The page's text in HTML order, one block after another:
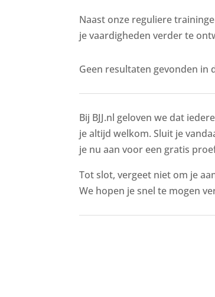
Naast onze reguliere
je vaardigheden verder te
Geen resultaten gevonden in
Bij BJJ.nl geloven we dat
je altijd welkom. Sluit je
je nu aan voor een gratis
Tot slot, vergeet niet om je
We hopen je snel te mogen